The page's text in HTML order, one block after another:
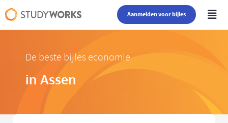
Aanmelden voor bijles
De beste bijles economie
in Assen